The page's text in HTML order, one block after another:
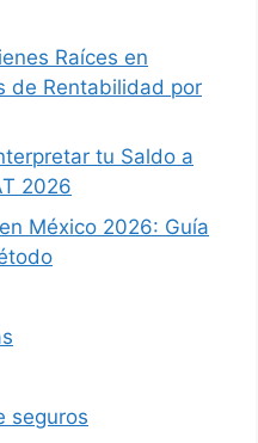
Raíces en
de Rentabilidad por
tu Saldo a
2026
México 2026: Guía
seguros